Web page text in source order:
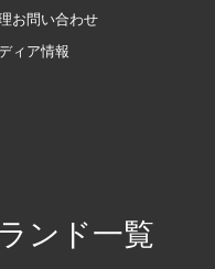
お問い合わせ
ィア情報
ンド一覧